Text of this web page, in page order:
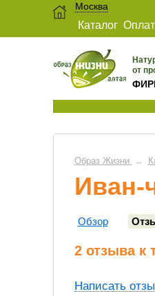
Москва
Каталог
от
Образ Жизни →
Иван-
Обзор
2 отзыва к
Написать